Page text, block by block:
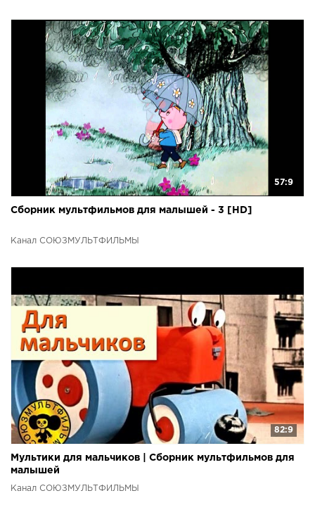
57:9
Сборник мультфильмов для малышей - 3 [HD]
Канал СОЮЗМУЛЬТФИЛЬМЫ
82:9
Мультики для мальчиков | Сборник мультфильмов для
малышей
Канал СОЮЗМУЛЬТФИЛЬМЫ